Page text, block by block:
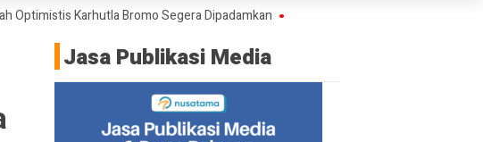
Karhutla Bromo Segera Dipadamkan Dari Grahadi untuk Keluarga Pejuang,
Jasa Publikasi Media